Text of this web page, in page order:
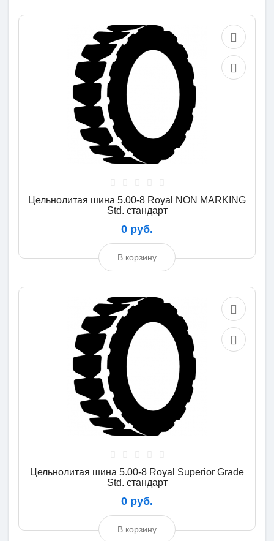
Цельнолитая шина 5.00-8 Royal NON MARKING
Std. стандарт
0 руб.
В корзину
Цельнолитая шина 5.00-8 Royal Superior Grade
Std. стандарт
0 руб.
В корзину